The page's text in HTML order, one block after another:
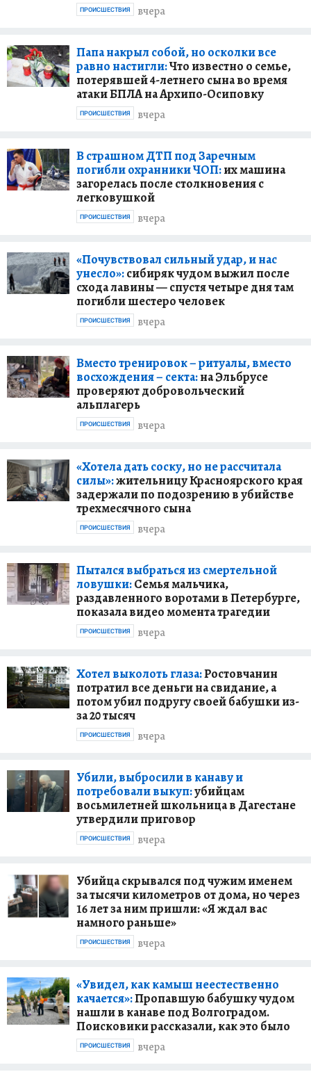
вчера
ПРОИСШЕСТВИЯ
Папа накрыл собой, но осколки все
равно настигли:Что известно о семье,
потерявшей 4-летнего сына во время
атаки БПЛА на Архипо-Осиповку
вчера
ПРОИСШЕСТВИЯ
В страшном ДТП под Заречным
погибли охранники ЧОП:их машина
загорелась после столкновения с
легковушкой
вчера
ПРОИСШЕСТВИЯ
«Почувствовал сильный удар, и нас
унесло»:сибиряк чудом выжил после
схода лавины — спустя четыре дня там
погибли шестеро человек
вчера
ПРОИСШЕСТВИЯ
Вместо тренировок – ритуалы, вместо
восхождения – секта:на Эльбрусе
проверяют добровольческий
альплагерь
вчера
ПРОИСШЕСТВИЯ
«Хотела дать соску, но не рассчитала
силы»:жительницу Красноярского края
задержали по подозрению в убийстве
трехмесячного сына
вчера
ПРОИСШЕСТВИЯ
Пытался выбраться из смертельной
ловушки:Семья мальчика,
раздавленного воротами в Петербурге,
показала видео момента трагедии
вчера
ПРОИСШЕСТВИЯ
Хотел выколоть глаза:Ростовчанин
потратил все деньги на свидание, а
потом убил подругу своей бабушки из-
за 20 тысяч
вчера
ПРОИСШЕСТВИЯ
Убили, выбросили в канаву и
потребовали выкуп:убийцам
восьмилетней школьница в Дагестане
утвердили приговор
вчера
ПРОИСШЕСТВИЯ
Убийца скрывался под чужим именем
за тысячи километров от дома, но через
16 лет за ним пришли: «Я ждал вас
намного раньше»
вчера
ПРОИСШЕСТВИЯ
«Увидел, как камыш неестественно
качается»:Пропавшую бабушку чудом
нашли в канаве под Волгоградом.
Поисковики рассказали, как это было
вчера
ПРОИСШЕСТВИЯ